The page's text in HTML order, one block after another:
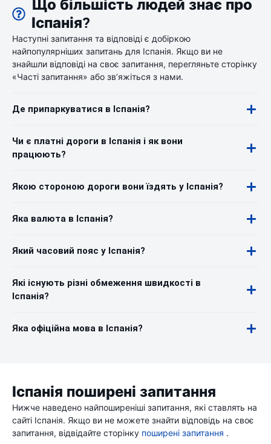
Що більшість людей знає про
Іспанія?
Наступні запитання та відповіді є добіркою
найпопулярніших запитань для Іспанія. Якщо ви не
знайшли відповіді на своє запитання, перегляньте сторінку
«Часті запитання» або зв’яжіться з нами.
Де припаркуватися в Іспанія?
Чи є платні дороги в Іспанія і як вони
працюють?
Якою стороною дороги вони їздять у Іспанія?
Яка валюта в Іспанія?
Який часовий пояс у Іспанія?
Які існують різні обмеження швидкості в
Іспанія?
Яка офіційна мова в Іспанія?
Іспанія поширені запитання
Нижче наведено найпоширеніші запитання, які ставлять на
сайті Іспанія. Якщо ви не можете знайти відповідь на своє
запитання, відвідайте сторінку поширені запитання .